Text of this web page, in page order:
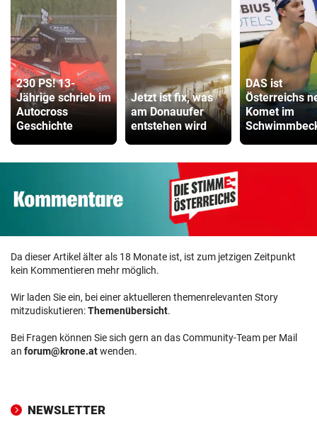
230 PS! 13-
Jährige schrieb im
Autocross
Geschichte
Jetzt ist fix, was
am Donauufer
entstehen wird
DAS ist
Österreichs
Komet im
Da dieser Artikel älter als 18 Monate ist, ist zum jetzigen Zeitpunkt
kein Kommentieren mehr möglich.
Wir laden Sie ein, bei einer aktuelleren themenrelevanten Story
mitzudiskutieren:Themenübersicht.
Bei Fragen können Sie sich gern an das Community-Team per Mail
an forum@krone.atwenden.
NEWSLETTER